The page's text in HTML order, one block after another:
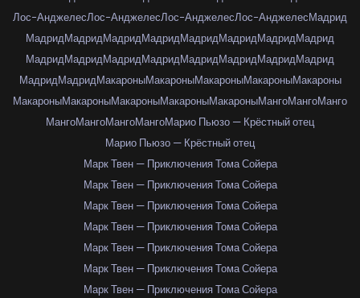
Лос-АнджелесЛос-АнджелесЛос-АнджелесЛос-АнджелесМадрид
МадридМадридМадридМадридМадридМадридМадридМадрид
МадридМадридМадридМадридМадридМадридМадридМадрид
МадридМадридМакароныМакароныМакароныМакароныМакароны
МакароныМакароныМакароныМакароныМакароныМангоМангоМанго
МангоМангоМангоМангоМарио Пьюзо — Крёстный отец
Марио Пьюзо — Крёстный отец
Марк Твен — Приключения Тома Сойера
Марк Твен — Приключения Тома Сойера
Марк Твен — Приключения Тома Сойера
Марк Твен — Приключения Тома Сойера
Марк Твен — Приключения Тома Сойера
Марк Твен — Приключения Тома Сойера
Марк Твен — Приключения Тома Сойера